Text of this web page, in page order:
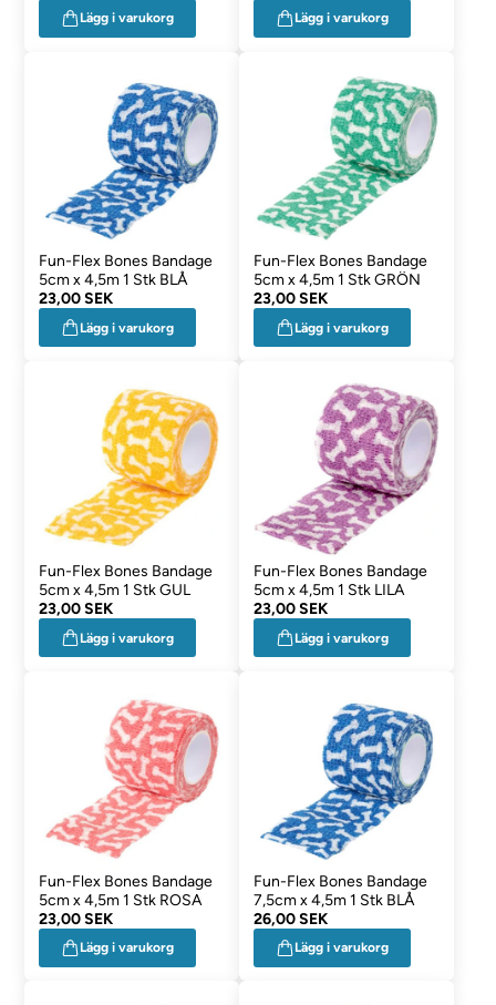
Lägg i varukorg Lägg i varukorg
Fun-Flex Bones Bandage
5cm x 4,5m 1 Stk BLÅ
23,00 SEK
Lägg i varukorg
Fun-Flex Bones Bandage
5cm x 4,5m 1 Stk GRÖN
23,00 SEK
Lägg i varukorg
Fun-Flex Bones Bandage
5cm x 4,5m 1 Stk GUL
23,00 SEK
Lägg i varukorg
Fun-Flex Bones Bandage
5cm x 4,5m 1 Stk LILA
23,00 SEK
Lägg i varukorg
Fun-Flex Bones Bandage
5cm x 4,5m 1 Stk ROSA
23,00 SEK
Lägg i varukorg
Fun-Flex Bones Bandage
7,5cm x 4,5m 1 Stk BLÅ
26,00 SEK
Lägg i varukorg